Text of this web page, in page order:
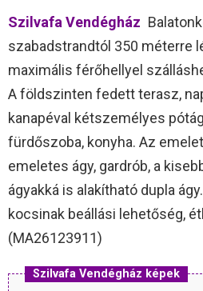
Szilvafa Vendégház
szabadstrandtól 350 méterre
maximális férőhellyel
A földszinten fedett terasz,
kanapéval kétszemélyes
fürdőszoba, konyha. Az
emeletes ágy, gardrób, a
ágyakká is alakítható dupla
kocsinak beállási lehetőség,
(MA26123911)
Szilvafa Vendégház képek